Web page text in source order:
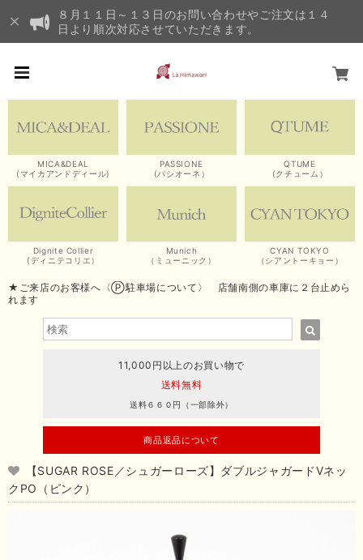
８月１１日～１３日のお問い合わせやご注文は１４
日より順次対応させていただきます。
MICA&DEAL
(マイカアンドディール)
PASSIONE
(パシオーネ）
QTUME
(クチューム）
Dignite Collier
(ディニテコリエ）
Munich
（ミューニック）
CYAN TOKYO
（シアントーキョー）
★ご来店のお客様へ〈Ⓟ駐車場について〉 店舗南側の車庫に２台止めら
れます
11,000円以上のお買い物で
送料無料
送料６６０円（一部除外）
商品返品について
【SUGAR ROSE／シュガーローズ】ダブルジャガードVネッ
クPO（ピンク）